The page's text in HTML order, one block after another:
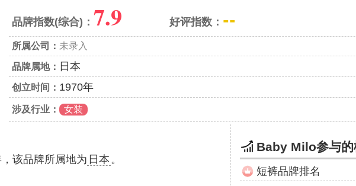
品牌指数(综合)： 7.9 好评指数： --
所属公司： 未录入
品牌属地： 日本
创立时间： 1970年
涉及行业： 女装
该品牌所属地为 日本 。
Baby Milo参与的
短裤品牌排名